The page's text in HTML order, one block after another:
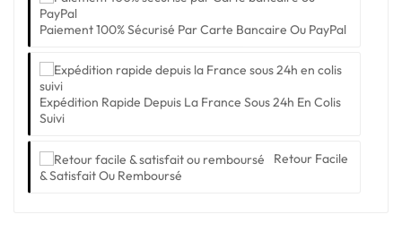
Paiement 100% Sécurisé Par Carte Bancaire Ou PayPal
Expédition Rapide Depuis La France Sous 24h En Colis
Suivi
Retour Facile
& Satisfait Ou Remboursé